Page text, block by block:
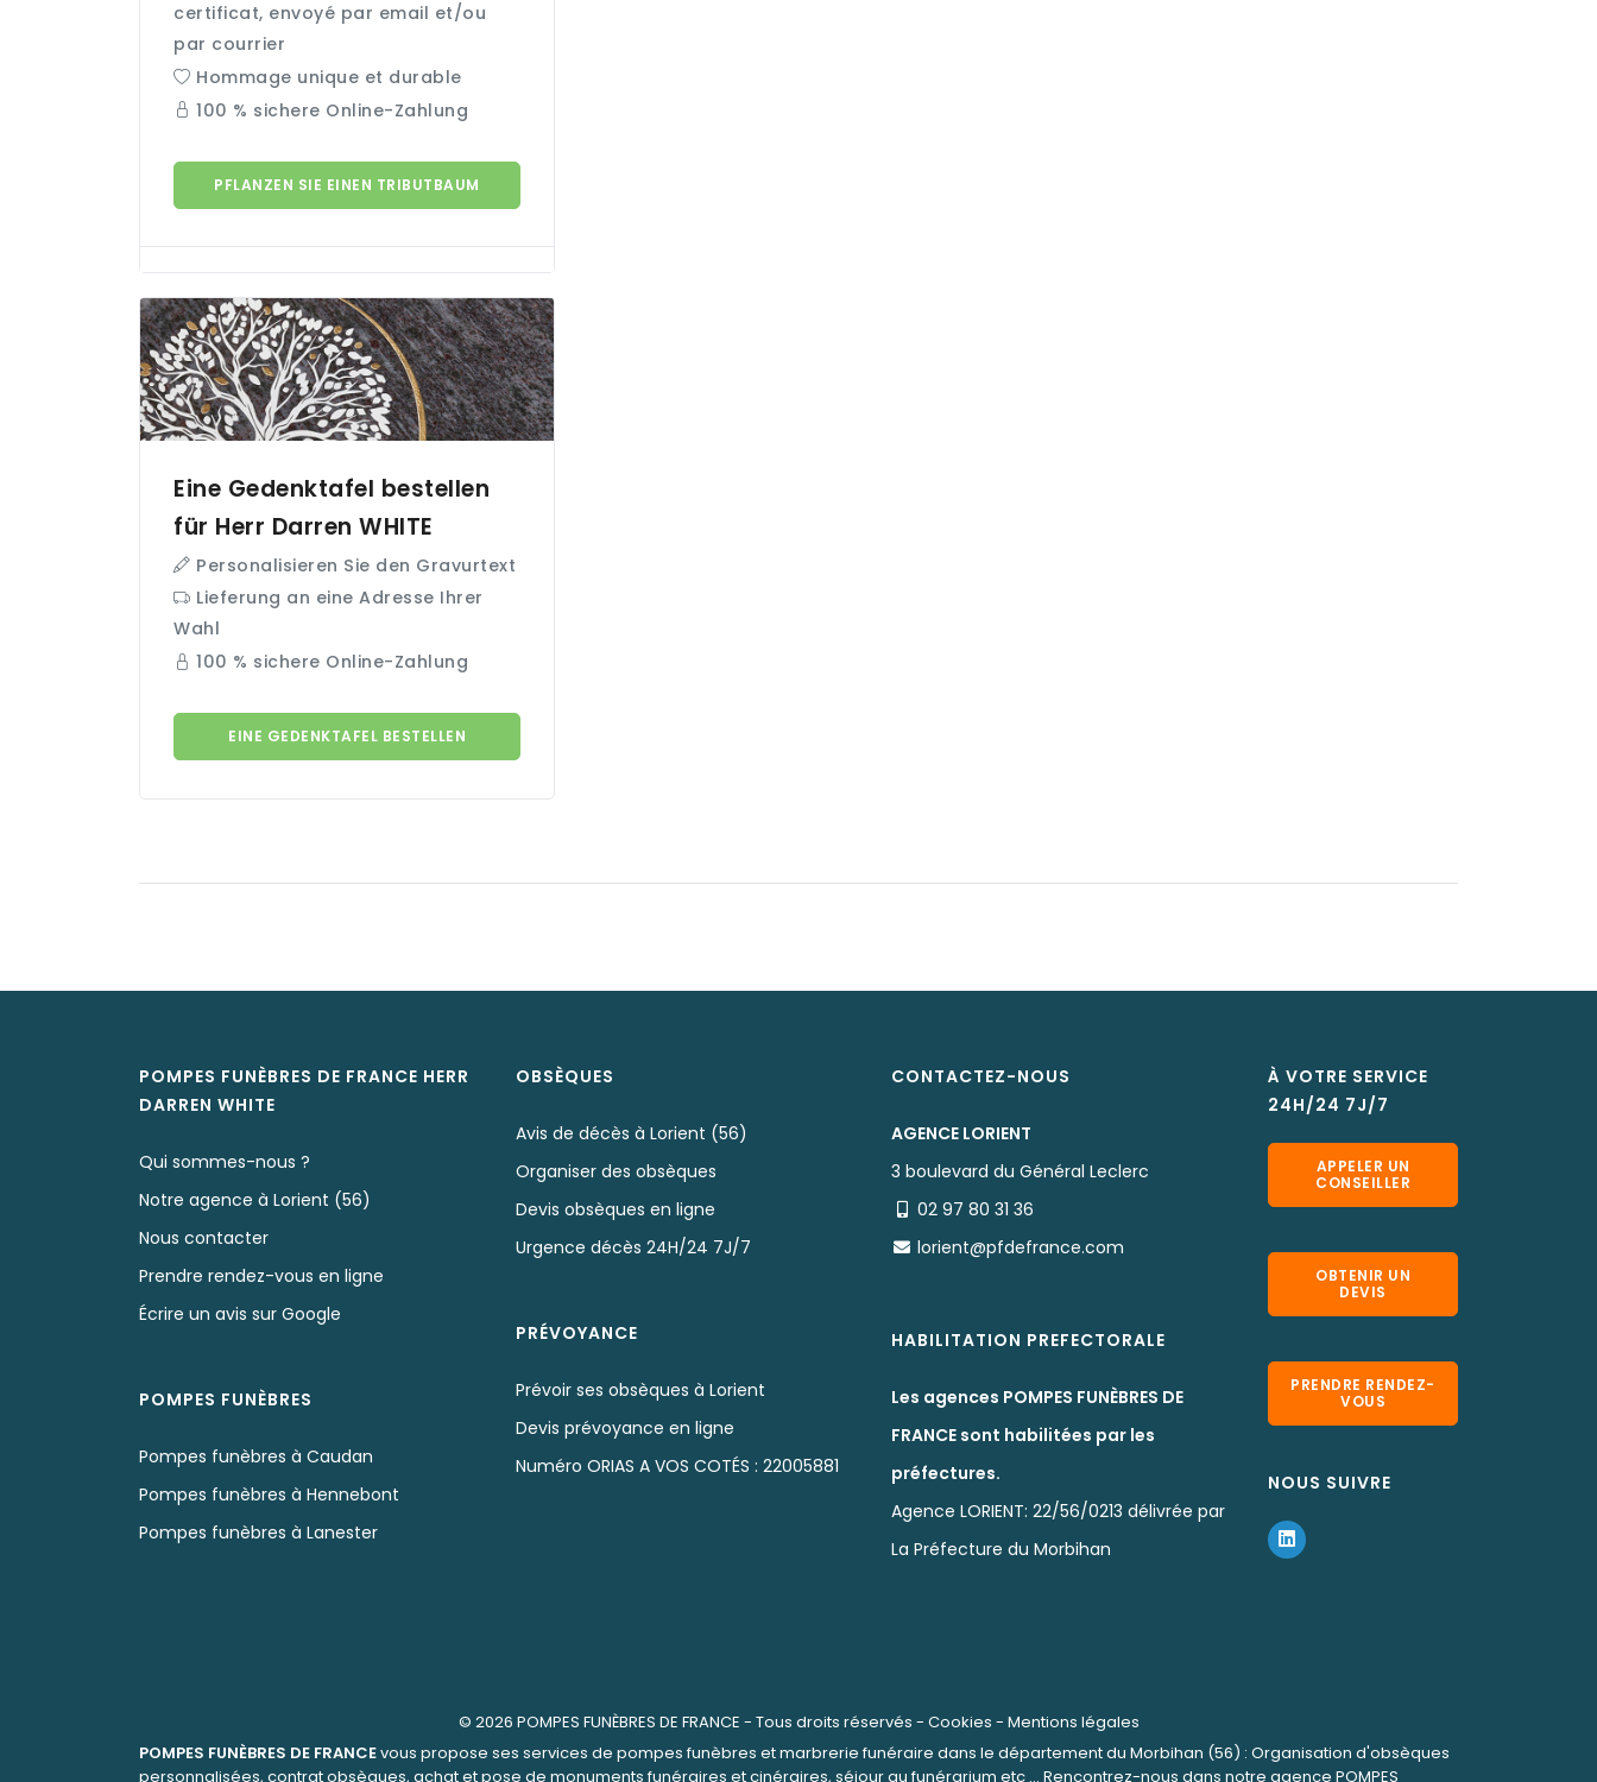
certificat, envoyé par email et/ou
par courrier
Hommage unique et durable
100 % sichere Online-Zahlung
PFLANZEN SIE EINEN TRIBUTBAUM
Eine Gedenktafel bestellen
für Herr DarrenWHITE
Personalisieren Sie den Gravurtext
Lieferung an eine Adresse Ihrer
Wahl
100 % sichere Online-Zahlung
EINE GEDENKTAFEL BESTELLEN
POMPES FUNÈBRES DE FRANCE HERR
DARREN WHITE
Qui sommes-nous ?
Notre agence à Lorient (56)
Nous contacter
Prendre rendez-vous en ligne
Écrire un avis sur Google
POMPES FUNÈBRES
Pompes funèbres à Caudan
Pompes funèbres à Hennebont
Pompes funèbres à Lanester
OBSÈQUES
Avis de décès à Lorient (56)
Organiser des obsèques
Devis obsèques en ligne
Urgence décès 24H/24 7J/7
PRÉVOYANCE
Prévoir ses obsèques à Lorient
Devis prévoyance en ligne
Numéro ORIAS A VOS COTÉS : 22005881
CONTACTEZ-NOUS
AGENCE LORIENT
3 boulevard du Général Leclerc
02 97 80 31 36
lorient@pfdefrance.com
HABILITATION PREFECTORALE
Les agences POMPES FUNÈBRES DE
FRANCE sont habilitées par les
préfectures.
Agence LORIENT: 22/56/0213 délivrée par
La Préfecture du Morbihan
À VOTRE SERVICE
24H/24 7J/7
APPELER UN
CONSEILLER
OBTENIR UN
DEVIS
PRENDRE RENDEZ-
VOUS
NOUS SUIVRE
© 2026 POMPES FUNÈBRES DE FRANCE - Tous droits réservés - Cookies - Mentions légales
POMPES FUNÈBRES DE FRANCEvous propose ses services de pompes funèbres et marbrerie funéraire dans le département du Morbihan (56) : Organisation d'obsèques
personnalisées, contrat obsèques, achat et pose de monuments funéraires et cinéraires, séjour au funérarium etc ... Rencontrez-nous dans notre agence POMPES